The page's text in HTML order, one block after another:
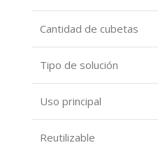
Cantidad de cubetas
Tipo de solución
Uso principal
Reutilizable